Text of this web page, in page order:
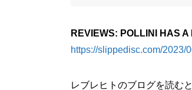
REVIEWS: POLLINI HAS
https://slippedisc.com/
レブレヒトのブログを読む